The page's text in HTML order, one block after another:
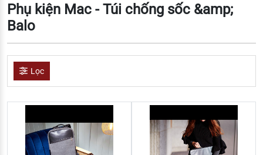
Phụ kiện Mac - Túi chống sốc &amp;
Balo
Lọc